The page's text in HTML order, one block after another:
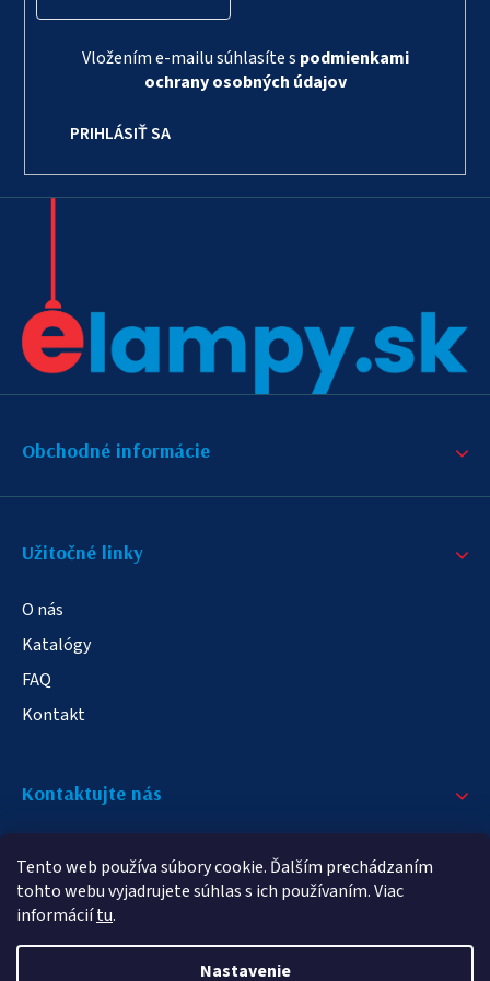
Tento web používa súbory cookie. Ďalším prechádzaním
tohto webu vyjadrujete súhlas s ich používaním. Viac
informáciítu.
Nastavenie
Vložením e-mailu súhlasíte s podmienkami
ochrany osobných údajov
PRIHLÁSIŤ SA
Obchodné informácie
Užitočné linky
O nás
Katalógy
FAQ
Kontakt
Kontaktujte nás
info@elampa.sk